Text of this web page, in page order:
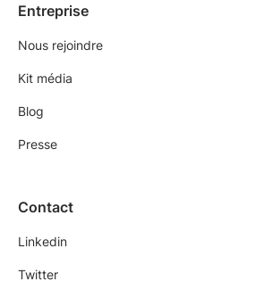
Entreprise
Nous rejoindre
Kit média
Blog
Presse
Contact
Linkedin
Twitter